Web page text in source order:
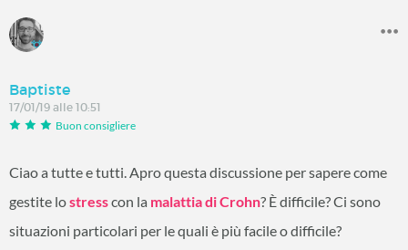
Baptiste
17/01/19 alle 10:51
Buon consigliere
Ciao a tutte e tutti. Apro questa discussione per sapere come
gestite lostresscon la malattia di Crohn? È difficile? Ci sono
situazioni particolari per le quali è più facile o difficile?